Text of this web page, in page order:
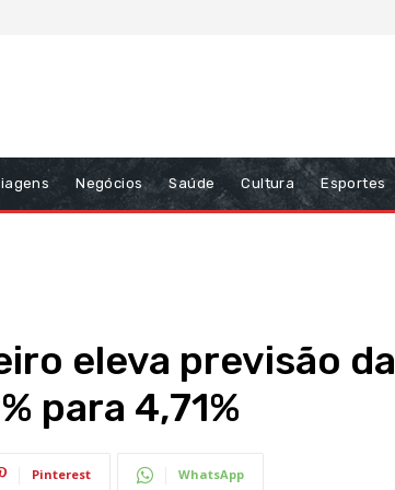
Negócios Saúde Cultura Esportes
eleva previsão da
para 4,71%
Pinterest WhatsApp